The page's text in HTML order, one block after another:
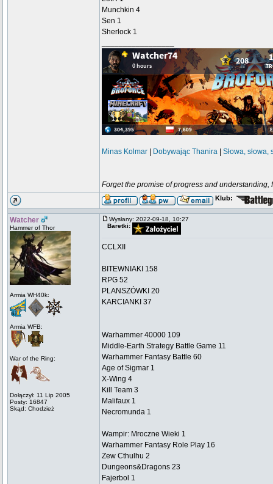
Munchkin 4
Sen 1
Sherlock 1
Minas Kolmar Dobywając Thanira Słowa, słowa,
Forget the promise of progress and
Klub:
Watcher
Hammer of Thor
Armia WH40k:
Armia WFB:
War of the Ring:
Dołączył: 11 Lip 2005
Posty: 16847
Skąd: Chodzież
Wysłany: 2022-09-18, 10:27
Baretki:
CCLXII
BITEWNIAKI 158
RPG 52
PLANSZÓWKI 20
KARCIANKI 37
Warhammer 40000 109
Middle-Earth Strategy Battle Game 11
Warhammer Fantasy Battle 60
Age of Sigmar 1
X-Wing 4
Kill Team 3
Malifaux 1
Necromunda 1
Wampir: Mroczne Wieki 1
Warhammer Fantasy Role Play 16
Zew Cthulhu 2
Dungeons&Dragons 23
Fajerbol 1